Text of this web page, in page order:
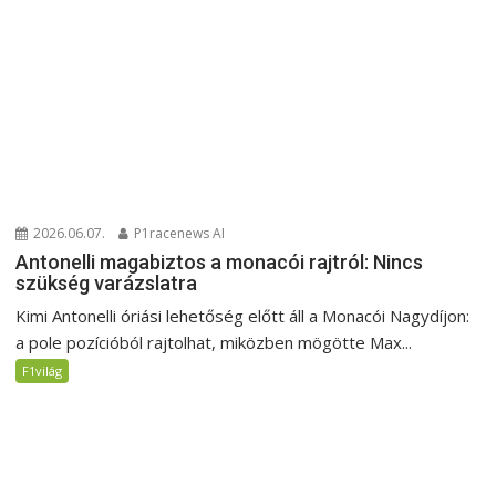
2026.06.07. P1racenews AI
Antonelli magabiztos a monacói rajtról: Nincs
szükség varázslatra
Kimi Antonelli óriási lehetőség előtt áll a Monacói Nagydíjon:
a pole pozícióból rajtolhat, miközben mögötte Max...
F1világ